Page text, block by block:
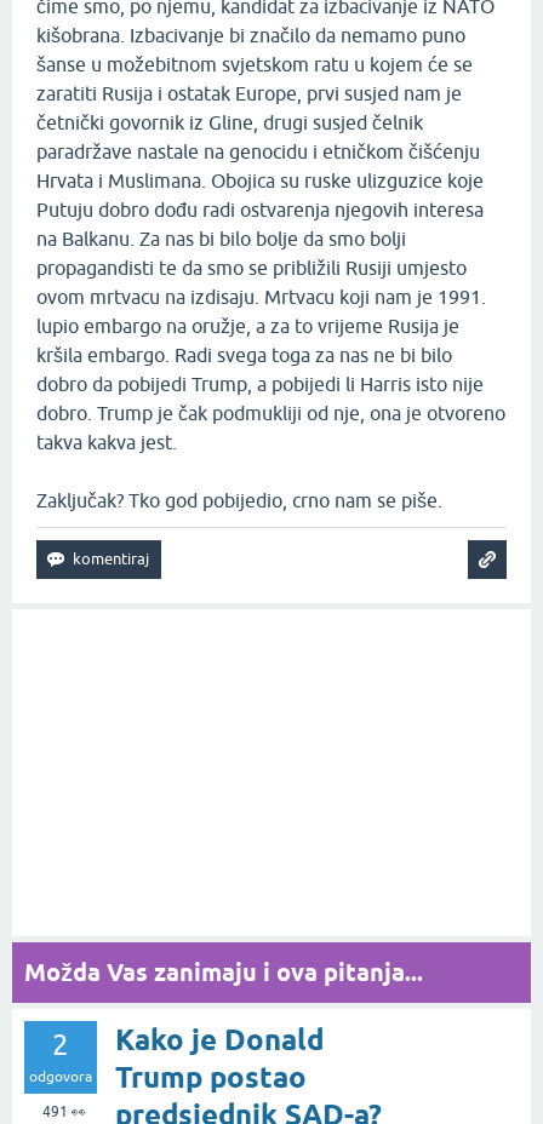
čime smo, po njemu, kandidat za izbacivanje iz NATO
kišobrana. Izbacivanje bi značilo da nemamo puno
šanse u možebitnom svjetskom ratu u kojem će se
zaratiti Rusija i ostatak Europe, prvi susjed nam je
četnički govornik iz Gline, drugi susjed čelnik
paradržave nastale na genocidu i etničkom čišćenju
Hrvata i Muslimana. Obojica su ruske ulizguzice koje
Putuju dobro dođu radi ostvarenja njegovih interesa
na Balkanu. Za nas bi bilo bolje da smo bolji
propagandisti te da smo se približili Rusiji umjesto
ovom mrtvacu na izdisaju. Mrtvacu koji nam je 1991.
lupio embargo na oružje, a za to vrijeme Rusija je
kršila embargo. Radi svega toga za nas ne bi bilo
dobro da pobijedi Trump, a pobijedi li Harris isto nije
dobro. Trump je čak podmukliji od nje, ona je otvoreno
takva kakva jest.
Zaključak? Tko god pobijedio, crno nam se piše.
Možda Vas zanimaju i ova pitanja...
2
odgovora
491 👀
Kako je Donald
Trump postao
predsjednik SAD-a?